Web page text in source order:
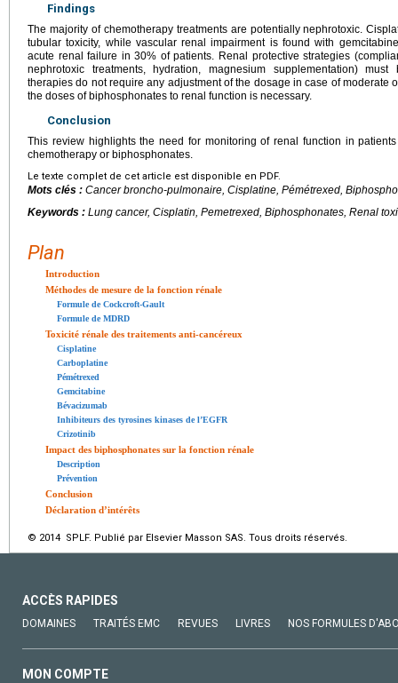
Findings
The majority of chemotherapy treatments are potentially nephrotoxic.
tubular toxicity, while vascular renal impairment is found with
acute renal failure in 30% of patients. Renal protective strategies
nephrotoxic treatments, hydration, magnesium supplementation) must
therapies do not require any adjustment of the dosage in case of moderate
the doses of biphosphonates to renal function is necessary.
Conclusion
This review highlights the need for monitoring of renal function in
chemotherapy or biphosphonates.
Le texte complet de cet article est disponible en PDF.
Mots clés : Cancer broncho-pulmonaire, Cisplatine, Pémétrexed,
Keywords : Lung cancer, Cisplatin, Pemetrexed, Biphosphonates, Renal
Plan
Introduction
Méthodes de mesure de la fonction rénale
Formule de Cockcroft-Gault
Formule de MDRD
Toxicité rénale des traitements anti-cancéreux
Cisplatine
Carboplatine
Pémétrexed
Gemcitabine
Bévacizumab
Inhibiteurs des tyrosines kinases de l’EGFR
Crizotinib
Impact des biphosphonates sur la fonction rénale
Description
Prévention
Conclusion
Déclaration d’intérêts
© 2014 SPLF. Publié par Elsevier Masson SAS. Tous droits réservés.
ACCÈS RAPIDES
DOMAINES TRAITÉS EMC REVUES LIVRES NOS FORMULES
MON COMPTE